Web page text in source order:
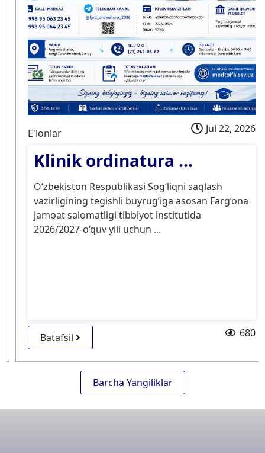
E'lonlar Jul 22, 2026
Klinik ordinatura ...
O‘zbekiston Respublikasi Sog‘liqni saqlash
vazirligining tegishli buyrug‘iga asosan Farg‘ona
jamoat salomatligi tibbiyot institutida
2026/2027-o‘quv yili uchun ...
Batafsil 680
Barcha Yangiliklar